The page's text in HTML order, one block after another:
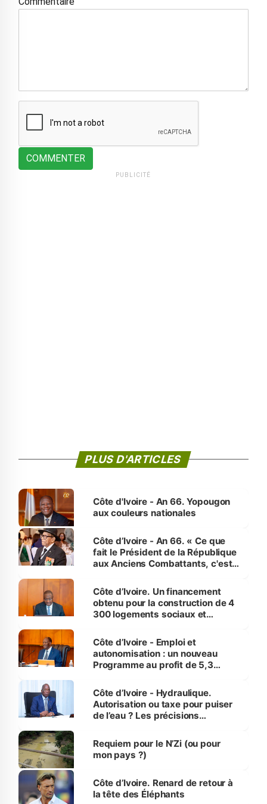
COMMENTER
PUBLICITÉ
PLUS D'ARTICLES
Côte d'Ivoire - An 66. Yopougon
aux couleurs nationales
Côte d’Ivoire - An 66. « Ce que
fait le Président de la République
aux Anciens Combattants, c'est
Côte d’Ivoire. Un financement
obtenu pour la construction de 4
300 logements sociaux et
et Yamoussoukro
Côte d’Ivoire - Emploi et
autonomisation : un nouveau
Programme au profit de 5,3
Côte d’Ivoire - Hydraulique.
Autorisation ou taxe pour puiser
de l’eau ? Les précisions
Requiem pour le N’Zi (ou pour
mon pays ?)
Côte d’Ivoire. Renard de retour à
la tête des Éléphants